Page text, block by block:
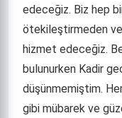
edeceğiz. Biz hep
ötekileştirmeden ve
hizmet edeceğiz.
bulunurken Kadir
düşünmemiştim.
gibi mübarek ve